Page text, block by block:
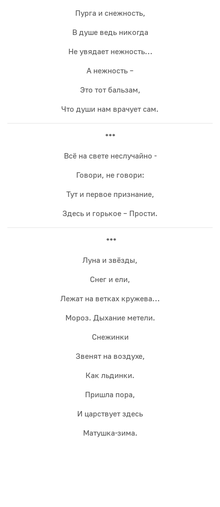
Пурга и снежность,
В душе ведь никогда
Не увядает нежность…
А нежность –
Это тот бальзам,
Что души нам врачует сам.
***
Всё на свете неслучайно -
Говори, не говори:
Тут и первое признание,
Здесь и горькое – Прости.
***
Луна и звёзды,
Снег и ели,
Лежат на ветках кружева…
Мороз. Дыхание метели.
Снежинки
Звенят на воздухе,
Как льдинки.
Пришла пора,
И царствует здесь
Матушка-зима.